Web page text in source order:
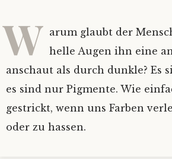
W arum glaubt der
helle Augen ihn eine
anschaut als durch dunkle? Es
es sind nur Pigmente. Wie
gestrickt, wenn uns Farben
oder zu hassen.